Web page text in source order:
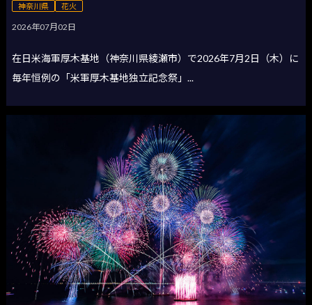
神奈川県 花火
2026年07月02日
在日米海軍厚木基地（神奈川県綾瀬市）で2026年7月2日（木）に
毎年恒例の「米軍厚木基地独立記念祭」...